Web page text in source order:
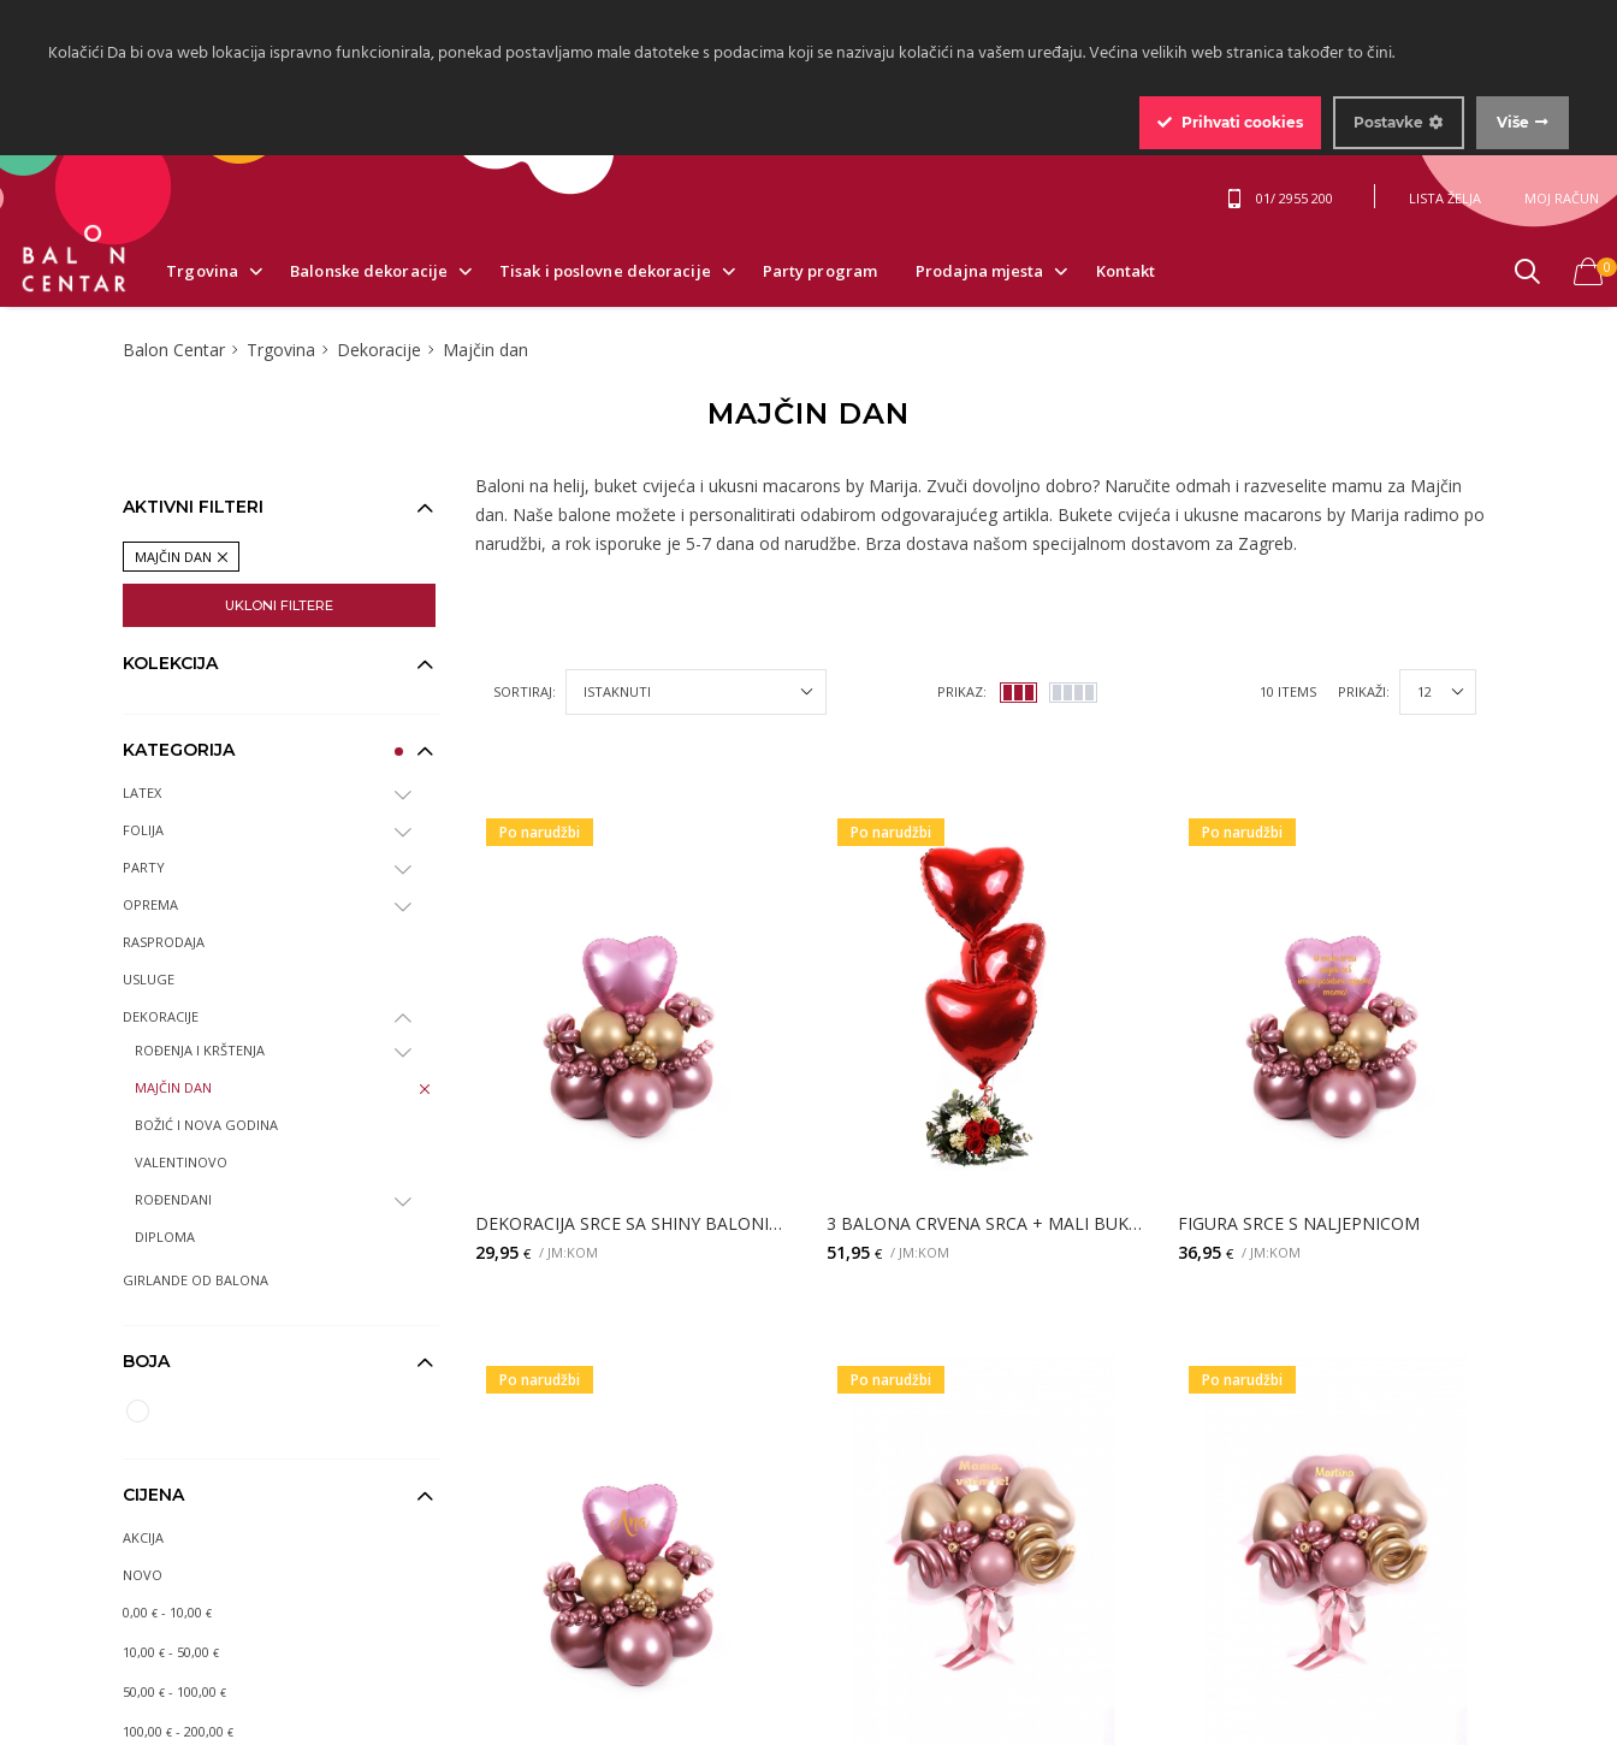
01/ 2955 200 LISTA ŽELJA MOJ RAČUN
Trgovina Balonske dekoracije Tisak i poslovne dekoracije Party program Prodajna mjesta Kontakt 0
Balon Centar Trgovina Dekoracije Majčin dan
MAJČIN DAN
AKTIVNI FILTERI
MAJČIN DAN
UKLONI FILTERE
KOLEKCIJA
KATEGORIJA
LATEX
FOLIJA
PARTY
OPREMA
RASPRODAJA
USLUGE
DEKORACIJE
ROĐENJA I KRŠTENJA
MAJČIN DAN
BOŽIĆ I NOVA GODINA
VALENTINOVO
ROĐENDANI
DIPLOMA
GIRLANDE OD BALONA
BOJA
CIJENA
AKCIJA
NOVO
0,00 € - 10,00 €
10,00 € - 50,00 €
50,00 € - 100,00 €
100,00 € - 200,00 €
Baloni na helij, buket cvijeća i ukusni macarons by Marija. Zvuči dovoljno dobro? Naručite odmah i razveselite mamu za Majčin
dan. Naše balone možete i personalitirati odabirom odgovarajućeg artikla. Bukete cvijeća i ukusne macarons by Marija radimo po
narudžbi, a rok isporuke je 5-7 dana od narudžbe. Brza dostava našom specijalnom dostavom za Zagreb.
SORTIRAJ: PRIKAZ: 10 ITEMS PRIKAŽI:
Po narudžbi
DEKORACIJA SRCE SA SHINY BALONIMA
29,95 € / JM:KOM
Po narudžbi
3 BALONA CRVENA SRCA + MALI BUKET CVIJEĆA
51,95 € / JM:KOM
Po narudžbi
FIGURA SRCE S NALJEPNICOM
36,95€ / JM:KOM
Po narudžbi Po narudžbi Po narudžbi
Kolačići Da bi ova web lokacija ispravno funkcionirala, ponekad postavljamo male datoteke s podacima koji se nazivaju kolačići na vašem uređaju. Većina velikih web stranica također to čini.
Prihvati cookies Više
Postavke